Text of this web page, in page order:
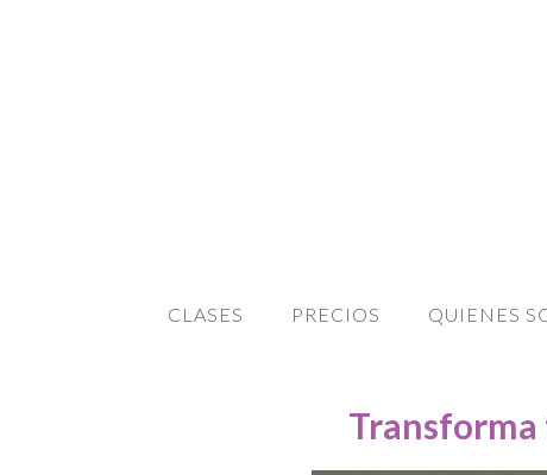
CLASES PRECIOS QUIENES
Transforma